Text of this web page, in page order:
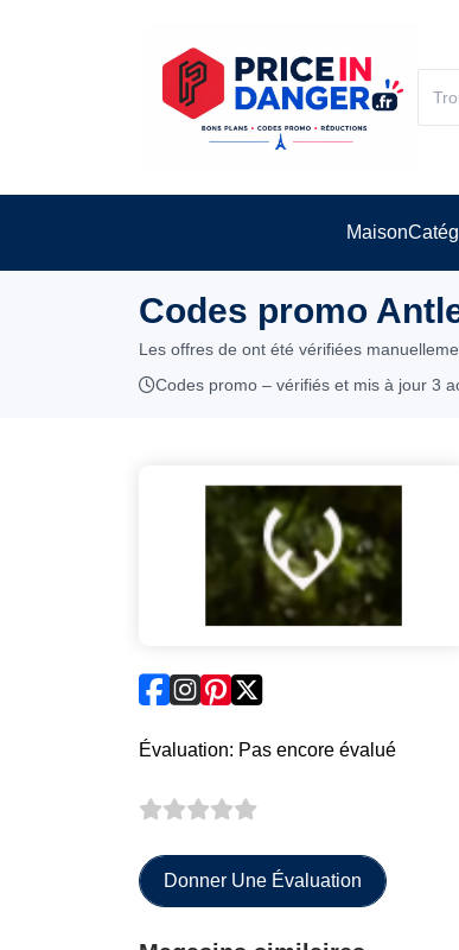
Maison
Codes promo
Les offres de ont été vérifiées
Codes promo – vérifiés et mis à jour 3
Évaluation: Pas encore évalué
Donner Une Évaluation